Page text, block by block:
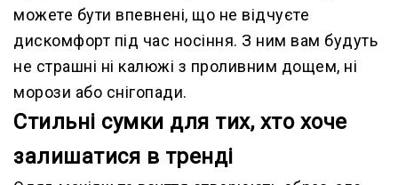
можете бути впевнені, що не відчуєте
дискомфорт під час носіння. З ним вам будуть
не страшні ні калюжі з проливним дощем, ні
морози або снігопади.
Стильні сумки для тих, хто хоче
залишатися в тренді